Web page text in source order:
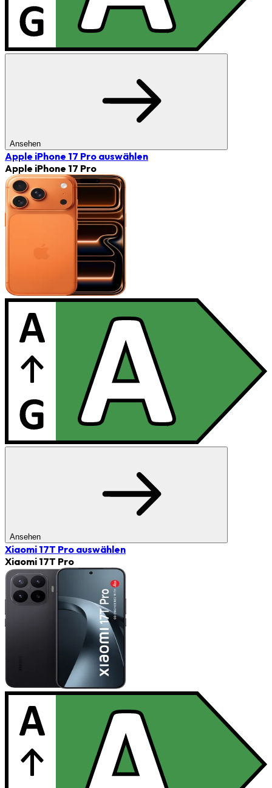
Ansehen
Apple iPhone 17 Pro auswählen
Apple iPhone 17 Pro
Ansehen
Xiaomi 17T Pro auswählen
Xiaomi 17T Pro